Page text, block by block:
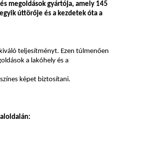
megoldások gyártója, amely 145
úttörője és a kezdetek óta a
teljesítményt. Ezen túlmenően
a lakóhely és a
képet biztosítani.